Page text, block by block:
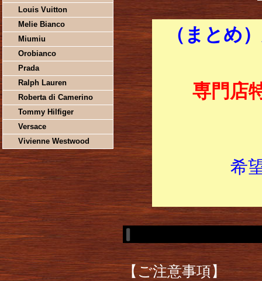
Louis Vuitton
Melie Bianco
Miumiu
Orobianco
Prada
Ralph Lauren
Roberta di Camerino
Tommy Hilfiger
Versace
Vivienne Westwood
（まとめ
専門店
希
【ご注意事項】